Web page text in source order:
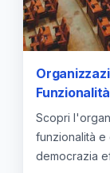
Scopri
funzionalità e
democrazia